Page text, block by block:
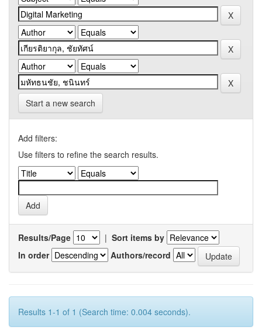
Start a new search
Add filters:
Use filters to refine the search results.
Results/Page | Sort items by
In order
Authors/record
Results 1-1 of 1 (Search time: 0.004 seconds).